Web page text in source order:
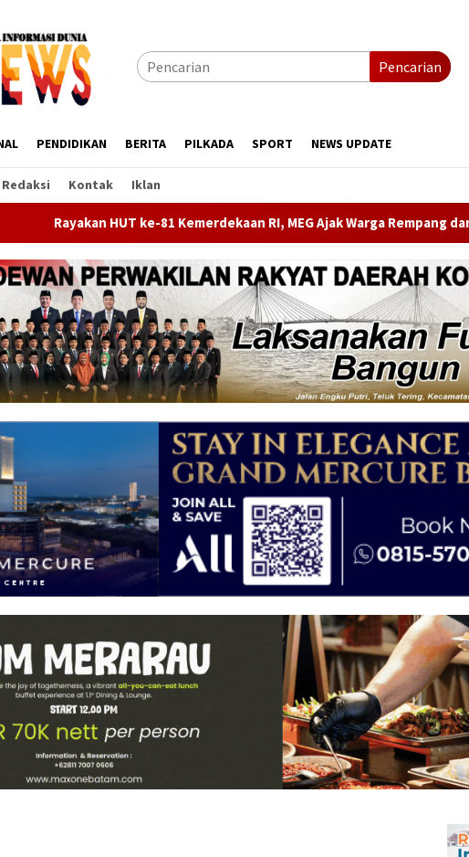
Pencarian
PENDIDIKAN BERITA PILKADA SPORT NEWS UPDATE
Redaksi Kontak Iklan
RI, MEG Ajak Warga Rempang dan Galang Ikut Perlombaan